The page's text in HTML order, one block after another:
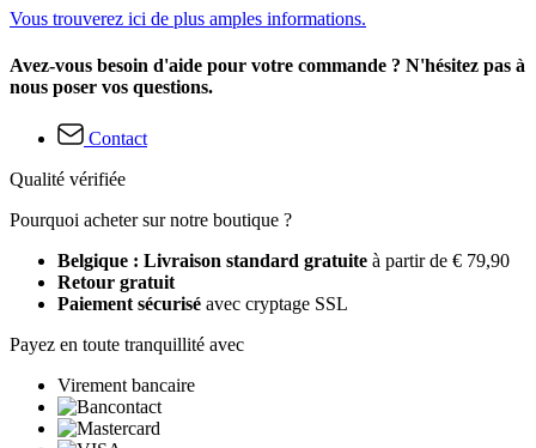
Vous trouverez ici de plus amples informations.
Avez-vous besoin d'aide pour votre commande ? N'hésitez pas à
nous poser vos questions.
Contact
Qualité vérifiée
Pourquoi acheter sur notre boutique ?
Belgique : Livraison standard gratuite à partir de € 79,90
Retour gratuit
Paiement sécurisé avec cryptage SSL
Payez en toute tranquillité avec
Virement bancaire